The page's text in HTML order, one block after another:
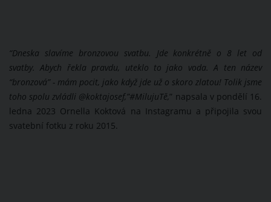
“Dneska slavíme bronzovou svatbu. Jde konkrétně o 8 let od
svatby. Abych řekla pravdu, uteklo to jako voda. A ten název
“bronzová” - mám pocit, jako když jde už o skoro zlatou! Tolik jsme
toho spolu zvládli @koktajosef,”#MilujuTě,” napsala v pondělí 16.
ledna 2023 Ornella Koktová na Instagramu a připojila svou
svatební fotku z roku 2015.